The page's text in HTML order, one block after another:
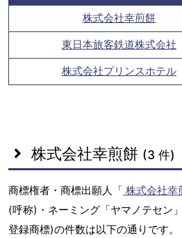
株式会社幸煎餅
東日本旅客鉄道株式会社
株式会社プリンスホテル
株式会社幸煎餅 (3 件)
商標権者・商標出願人「 株式会社幸
(呼称)・ネーミング「ヤマノテセン
登録商標)の件数は以下の通りです。